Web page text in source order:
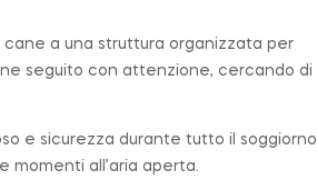
cane a una struttura organizzata per
seguito con attenzione, cercando di
e sicurezza durante tutto il soggiorno.
momenti all’aria aperta.